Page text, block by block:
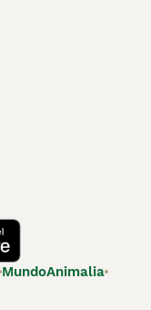
MundoAnimalia